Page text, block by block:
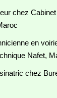
chez Cabinet
en
Nafet,
chez